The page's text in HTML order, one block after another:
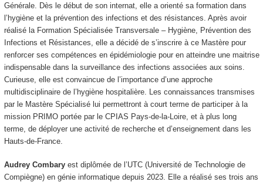
Générale. Dès le début de son internat, elle a orienté sa formation dans
l’hygiène et la prévention des infections et des résistances. Après avoir
réalisé la Formation Spécialisée Transversale – Hygiène, Prévention des
Infections et Résistances, elle a décidé de s’inscrire à ce Mastère pour
renforcer ses compétences en épidémiologie pour en atteindre une maitrise
indispensable dans la surveillance des infections associées aux soins.
Curieuse, elle est convaincue de l’importance d’une approche
multidisciplinaire de l’hygiène hospitalière. Les connaissances transmises
par le Mastère Spécialisé lui permettront à court terme de participer à la
mission PRIMO portée par le CPIAS Pays-de-la-Loire, et à plus long
terme, de déployer une activité de recherche et d’enseignement dans les
Hauts-de-France.
Audrey Combaryest diplômée de l’UTC (Université de Technologie de
Compiègne) en génie informatique depuis 2023. Elle a réalisé ses trois ans